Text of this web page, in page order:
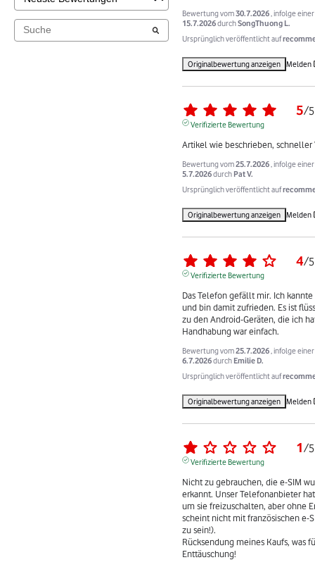
Bewertung vom30.7.2026 , infolge
15.7.2026durchSongThuong L.
Ursprünglich veröffentlicht auf
Originalbewertung anzeigen Melden
5/5
Verifizierte Bewertung
Artikel wie beschrieben, schneller
Bewertung vom25.7.2026 , infolge
5.7.2026durch Pat V.
Ursprünglich veröffentlicht auf
Originalbewertung anzeigen Melden
4/5
Verifizierte Bewertung
Das Telefon gefällt mir. Ich
und bin damit zufrieden. Es ist
zu den Android-Geräten, die ich
Handhabung war einfach.
Bewertung vom25.7.2026 , infolge
6.7.2026durch Emilie D.
Ursprünglich veröffentlicht auf
Originalbewertung anzeigen Melden
1/5
Verifizierte Bewertung
Nicht zu gebrauchen, die e-SIM
erkannt. Unser Telefonanbieter
um sie freizuschalten, aber ohne
scheint nicht mit französischen e-
zu sein!).
Rücksendung meines Kaufs, was
Enttäuschung!